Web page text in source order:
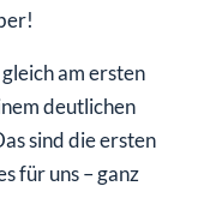
am ersten
deutlichen
sind die ersten
für uns – ganz